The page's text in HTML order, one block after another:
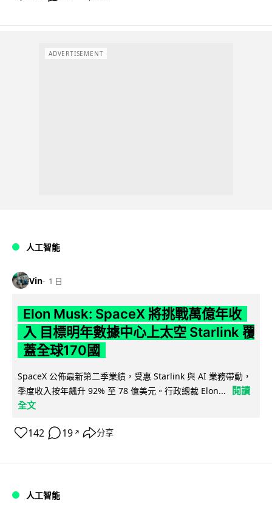
ADVERTISEMENT
人工智能
Vin 1 日
Elon Musk: SpaceX 將挑戰萬億年收
入 目標明年數據中心上太空 Starlink 覆
蓋全球170國
SpaceX 公佈最新第二季業績，受惠 Starlink 與 AI 業務帶動，
季度收入按年飆升 92% 至 78 億美元。行政總裁 Elon...
閱讀
全文
142 19 ↗ 分享
人工智能